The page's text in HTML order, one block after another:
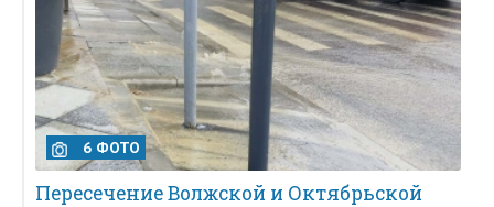
6 ФОТО
Пересечение Волжской и Октябрьской